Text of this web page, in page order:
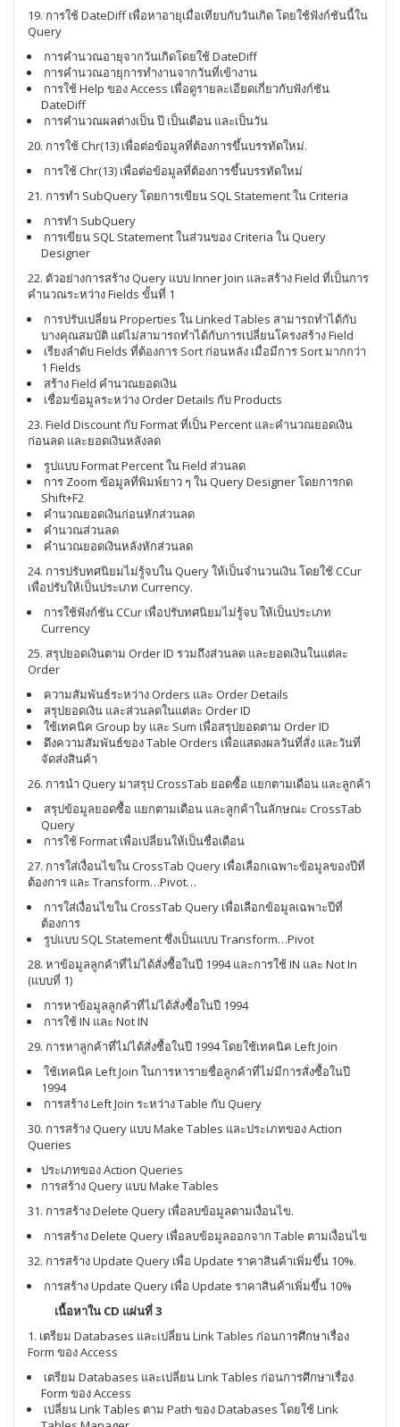
19. การใช้ DateDiff เพื่อหาอายุเมื่อเทียบกับวันเกิด โดยใช้ฟังก์ชันนี้ใน
Query
การคำนวณอายุจากวันเกิดโดยใช้ DateDiff
การคำนวณอายุการทำงานจากวันที่เข้างาน
การใช้ Help ของ Access เพื่อดูรายละเอียดเกี่ยวกับฟังก์ชัน
DateDiff
การคำนวณผลต่างเป็น ปี เป็นเดือน และเป็นวัน
20. การใช้ Chr(13) เพื่อต่อข้อมูลที่ต้องการขึ้นบรรทัดใหม่.
การใช้ Chr(13) เพื่อต่อข้อมูลที่ต้องการขึ้นบรรทัดใหม่
21. การทำ SubQuery โดยการเขียน SQL Statement ใน Criteria
การทำ SubQuery
การเขียน SQL Statement ในส่วนของ Criteria ใน Query
Designer
22. ตัวอย่างการสร้าง Query แบบ Inner Join และสร้าง Field ที่เป็นการ
คำนวณระหว่าง Fields ขั้นที่ 1
การปรับเปลี่ยน Properties ใน Linked Tables สามารถทำได้กับ
บางคุณสมบัติ แต่ไม่สามารถทำได้กับการเปลี่ยนโครงสร้าง Field
เรียงลำดับ Fields ที่ต้องการ Sort ก่อนหลัง เมื่อมีการ Sort มากกว่า
1 Fields
สร้าง Field คำนวณยอดเงิน
เชื่อมข้อมูลระหว่าง Order Details กับ Products
23. Field Discount กับ Format ที่เป็น Percent และคำนวณยอดเงิน
ก่อนลด และยอดเงินหลังลด
รูปแบบ Format Percent ใน Field ส่วนลด
การ Zoom ข้อมูลที่พิมพ์ยาว ๆ ใน Query Designer โดยการกด
Shift+F2
คำนวณยอดเงินก่อนหักส่วนลด
คำนวณส่วนลด
คำนวณยอดเงินหลังหักส่วนลด
24. การปรับทศนิยมไม่รู้จบใน Query ให้เป็นจำนวนเงิน โดยใช้ CCur
เพื่อปรับให้เป็นประเภท Currency.
การใช้ฟังก์ชัน CCur เพื่อปรับทศนิยมไม่รู้จบ ให้เป็นประเภท
Currency
25. สรุปยอดเงินตาม Order ID รวมถึงส่วนลด และยอดเงินในแต่ละ
Order
ความสัมพันธ์ระหว่าง Orders และ Order Details
สรุปยอดเงิน และส่วนลดในแต่ละ Order ID
ใช้เทคนิค Group by และ Sum เพื่อสรุปยอดตาม Order ID
ดึงความสัมพันธ์ของ Table Orders เพื่อแสดงผลวันที่สั่ง และวันที่
จัดส่งสินค้า
26. การนำ Query มาสรุป CrossTab ยอดซื้อ แยกตามเดือน และลูกค้า
สรุปข้อมูลยอดซื้อ แยกตามเดือน และลูกค้าในลักษณะ CrossTab
Query
การใช้ Format เพื่อเปลี่ยนให้เป็นชื่อเดือน
27. การใส่เงื่อนไขใน CrossTab Query เพื่อเลือกเฉพาะข้อมูลของปีที่
ต้องการ และ Transform…Pivot…
การใส่เงื่อนไขใน CrossTab Query เพื่อเลือกข้อมูลเฉพาะปีที่
ต้องการ
รูปแบบ SQL Statement ซึ่งเป็นแบบ Transform…Pivot
28. หาข้อมูลลูกค้าที่ไม่ได้สั่งซื้อในปี 1994 และการใช้ IN และ Not In
(แบบที่ 1)
การหาข้อมูลลูกค้าที่ไม่ได้สั่งซื้อในปี 1994
การใช้ IN และ Not IN
29. การหาลูกค้าที่ไม่ได้สั่งซื้อในปี 1994 โดยใช้เทคนิค Left Join
ใช้เทคนิค Left Join ในการหารายชื่อลูกค้าที่ไม่มีการสั่งซื้อในปี
1994
การสร้าง Left Join ระหว่าง Table กับ Query
30. การสร้าง Query แบบ Make Tables และประเภทของ Action
Queries
ประเภทของ Action Queries
การสร้าง Query แบบ Make Tables
31. การสร้าง Delete Query เพื่อลบข้อมูลตามเงื่อนไข.
การสร้าง Delete Query เพื่อลบข้อมูลออกจาก Table ตามเงื่อนไข
32. การสร้าง Update Query เพื่อ Update ราคาสินค้าเพิ่มขึ้น 10%.
การสร้าง Update Query เพื่อ Update ราคาสินค้าเพิ่มขึ้น 10%
เนื้อหาใน CD แผ่นที่ 3
1. เตรียม Databases และเปลี่ยน Link Tables ก่อนการศึกษาเรื่อง
Form ของ Access
เตรียม Databases และเปลี่ยน Link Tables ก่อนการศึกษาเรื่อง
Form ของ Access
เปลี่ยน Link Tables ตาม Path ของ Databases โดยใช้ Link